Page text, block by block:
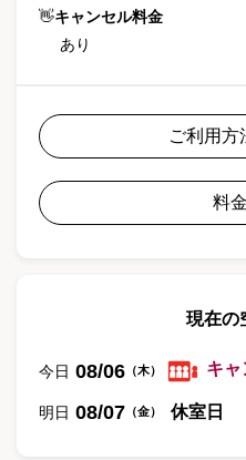
👋キャンセル料金
あり
ご利用方
料
現在の
今日 08/06 （木） キャ
明日 08/07 （金） 休室日